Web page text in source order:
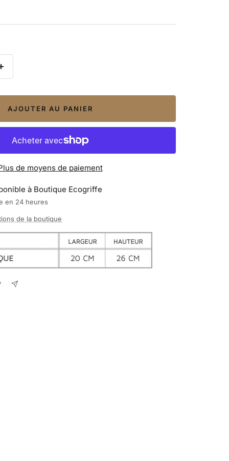
Augmenter
quantité
AJOUTER AU PANIER
de moyens de paiement
à Boutique Ecogriffe
en 24 heures
de la boutique